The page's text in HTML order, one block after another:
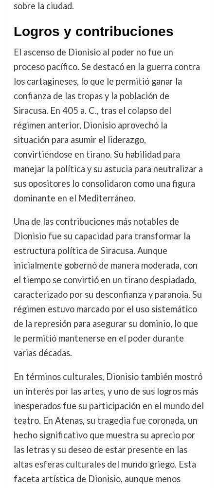
sobre la ciudad.
Logros y contribuciones
El ascenso de Dionisio al poder no fue un
proceso pacífico. Se destacó en la guerra contra
los cartagineses, lo que le permitió ganar la
confianza de las tropas y la población de
Siracusa. En 405 a. C., tras el colapso del
régimen anterior, Dionisio aprovechó la
situación para asumir el liderazgo,
convirtiéndose en tirano. Su habilidad para
manejar la política y su astucia para neutralizar a
sus opositores lo consolidaron como una figura
dominante en el Mediterráneo.
Una de las contribuciones más notables de
Dionisio fue su capacidad para transformar la
estructura política de Siracusa. Aunque
inicialmente gobernó de manera moderada, con
el tiempo se convirtió en un tirano despiadado,
caracterizado por su desconfianza y paranoia. Su
régimen estuvo marcado por el uso sistemático
de la represión para asegurar su dominio, lo que
le permitió mantenerse en el poder durante
varias décadas.
En términos culturales, Dionisio también mostró
un interés por las artes, y uno de sus logros más
inesperados fue su participación en el mundo del
teatro. En Atenas, su tragedia fue coronada, un
hecho significativo que muestra su aprecio por
las letras y su deseo de estar presente en las
altas esferas culturales del mundo griego. Esta
faceta artística de Dionisio, aunque menos